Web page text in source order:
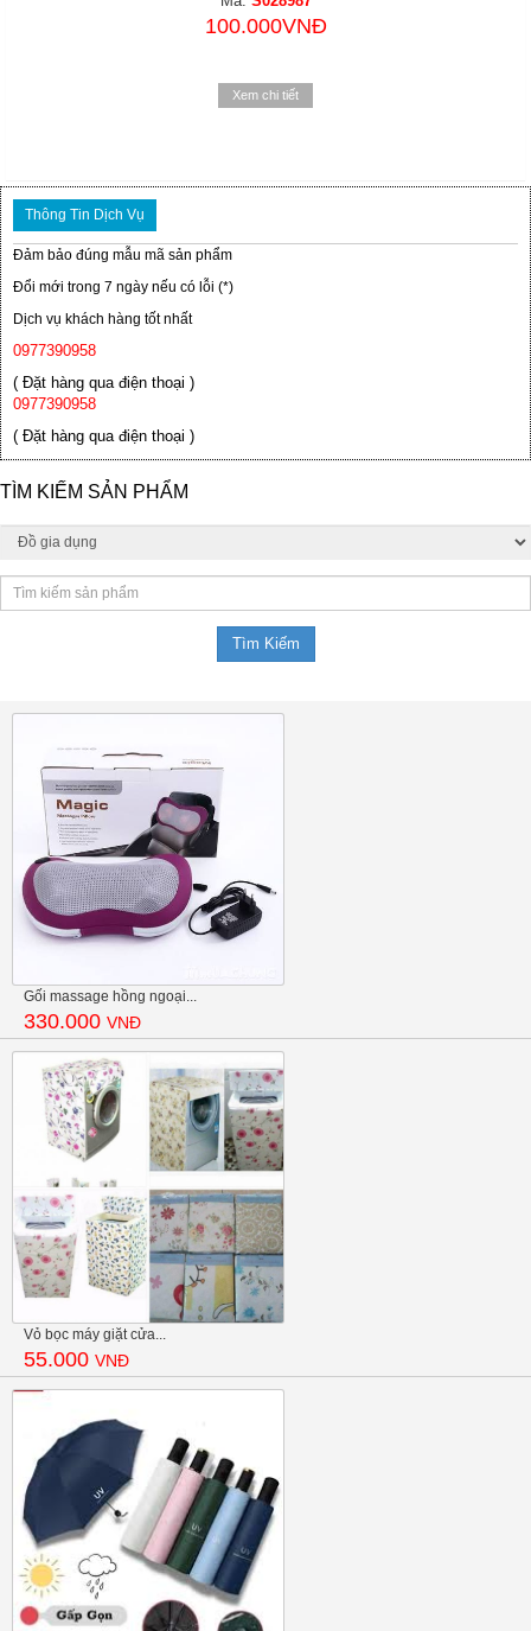
100.000VNĐ
Xem chi tiết
Thông Tin Dịch Vụ
Đảm bảo đúng mẫu mã sản phẩm
Đổi mới trong 7 ngày nếu có lỗi (*)
Dịch vụ khách hàng tốt nhất
0977390958
( Đặt hàng qua điện thoại )
0977390958
( Đặt hàng qua điện thoại )
TÌM KIẾM SẢN PHẨM
Gối massage hồng ngoại...
330.000 VNĐ
Vỏ bọc máy giặt cửa...
55.000 VNĐ